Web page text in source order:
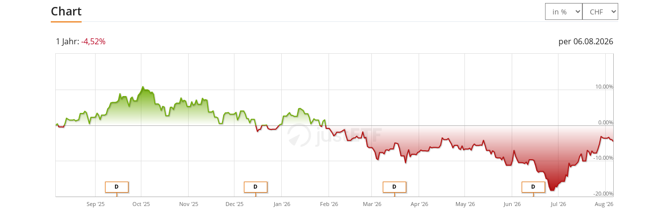
Der iShares Dow Jones China Offshore 50 UCITS ETF (DE) ist ein kleiner
am 27. März 2006 in
Chart
1 Jahr: -4,52% per 06.08.2026
D
D
D
D
Sep '25 Oct '25 Nov '25 Dec '25 Jan '26 Feb '26 Mar '26 Apr '26 May '26 Jun '26 Jul '26 Aug '26
-20.00%
-10.00%
0.00%
10.00%